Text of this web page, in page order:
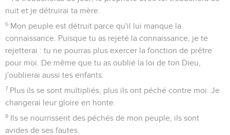
nuit et je détruirai ta mère.
6 Mon peuple est détruit parce qu'il lui manque la
connaissance. Puisque tu as rejeté la connaissance, je te
rejetterai : tu ne pourras plus exercer la fonction de prêtre
pour moi. De même que tu as oublié la loi de ton Dieu,
j'oublierai aussi tes enfants.
7 Plus ils se sont multipliés, plus ils ont péché contre moi. Je
changerai leur gloire en honte.
8 Ils se nourrissent des péchés de mon peuple, ils sont
avides de ses fautes.